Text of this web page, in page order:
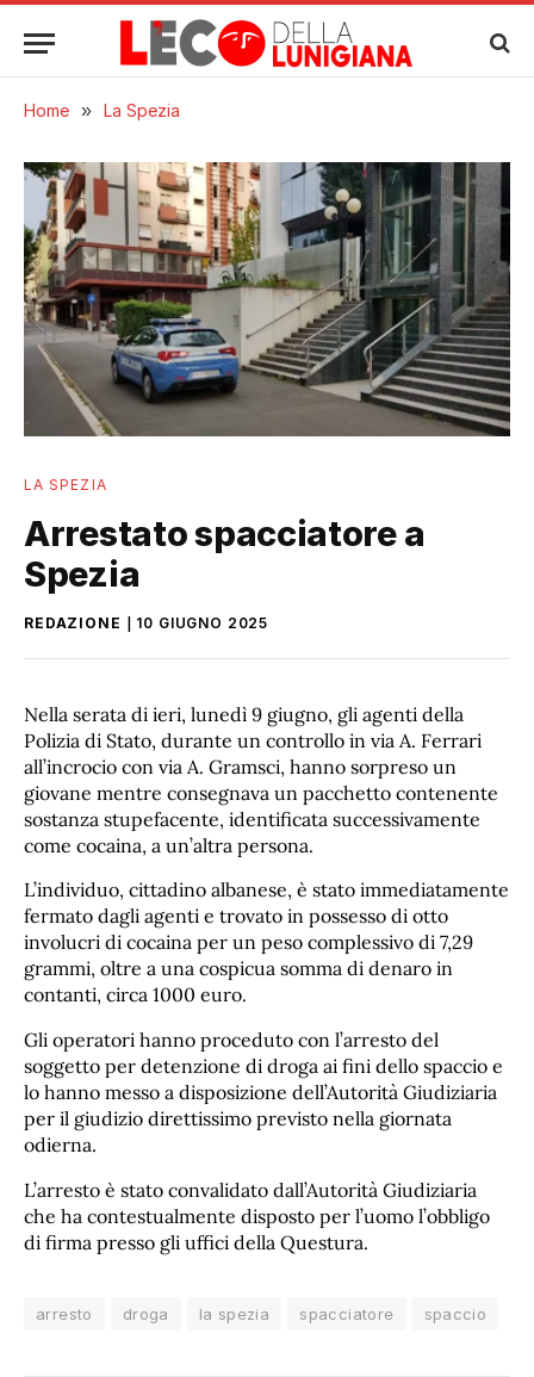
Home » La Spezia
LA SPEZIA
Arrestato spacciatore a
Spezia
REDAZIONE 10 GIUGNO 2025
Nella serata di ieri, lunedì 9 giugno, gli agenti della
Polizia di Stato, durante un controllo in via A. Ferrari
all’incrocio con via A. Gramsci, hanno sorpreso un
giovane mentre consegnava un pacchetto contenente
sostanza stupefacente, identificata successivamente
come cocaina, a un’altra persona.
L’individuo, cittadino albanese, è stato immediatamente
fermato dagli agenti e trovato in possesso di otto
involucri di cocaina per un peso complessivo di 7,29
grammi, oltre a una cospicua somma di denaro in
contanti, circa 1000 euro.
Gli operatori hanno proceduto con l’arresto del
soggetto per detenzione di droga ai fini dello spaccio e
lo hanno messo a disposizione dell’Autorità Giudiziaria
per il giudizio direttissimo previsto nella giornata
odierna.
L’arresto è stato convalidato dall’Autorità Giudiziaria
che ha contestualmente disposto per l’uomo l’obbligo
di firma presso gli uffici della Questura.
arresto droga la spezia spacciatore spaccio